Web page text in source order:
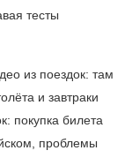
тесты
из поездок: там
и завтраки
покупка билета
проблемы